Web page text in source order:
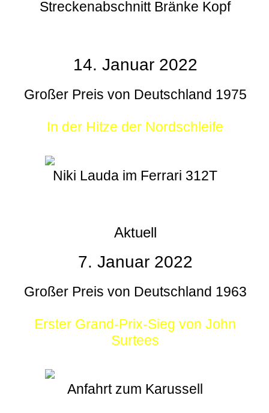
Streckenabschnitt Bränke Kopf
14. Januar 2022
Großer Preis von Deutschland 1975
In der Hitze der Nordschleife
Niki Lauda im Ferrari 312T
Aktuell
7. Januar 2022
Großer Preis von Deutschland 1963
Erster Grand-Prix-Sieg von John
Surtees
Anfahrt zum Karussell